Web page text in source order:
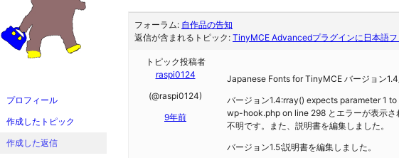
へ
ッ
プ
プロフィール
作成したトピック
作成した返信
フォーラム: 自作品の告知
返信が含まれるトピック: TinyMCE Advancedプラグインに日本語
トピック投稿者
raspi0124
(@raspi0124)
9年前
Japanese Fonts for TinyMCE バージョン
バージョン1.4:rray() expects parameter 1
wp-hook.php on line 298 とエラーが表示さ
不明です。また、説明書を編集しました。
バージョン1.5:説明書を編集しました。